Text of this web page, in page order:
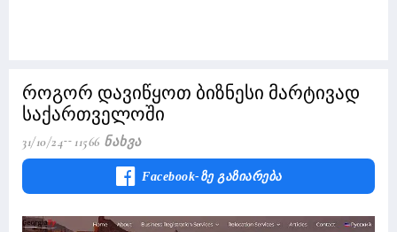
როგორ დავიწყოთ ბიზნესი მარტივად
საქართველოში
31/10/24 11566 Ნახვა
Facebook-Ზე Გაზიარება